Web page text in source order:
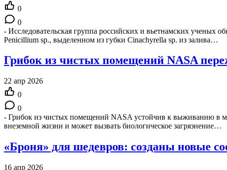
0
0
- Исследовательская группа российских и вьетнамских ученых
Penicillium sp., выделенном из губки Cinachyrella sp. из залива…
Грибок из чистых помещений NASA
22 апр 2026
0
0
- Грибок из чистых помещений NASA устойчив к выживанию в
внеземной жизни и может вызвать биологическое загрязнение…
«Броня» для шедевров: созданы новые
16 апр 2026